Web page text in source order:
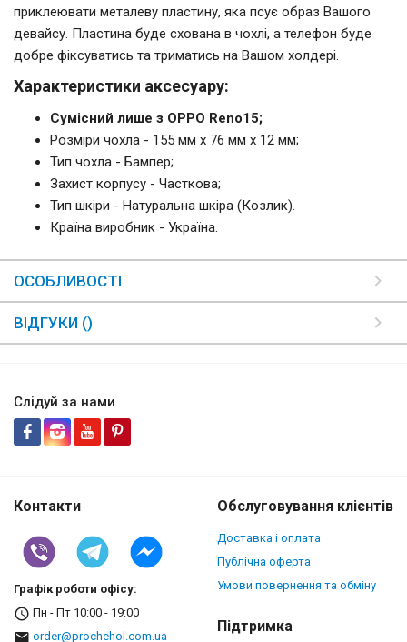
приклеювати металеву пластину, яка псує образ Вашого
девайсу. Пластина буде схована в чохлі, а телефон буде
добре фіксуватись та триматись на Вашом холдері.
Характеристики аксесуару:
Сумісний лише з OPPO Reno15;
Розміри чохла - 155 мм x 76 мм x 12 мм;
Тип чохла - Бампер;
Захист корпусу - Часткова;
Тип шкіри - Натуральна шкіра (Козлик).
Країна виробник - Україна.
ОСОБЛИВОСТІ
ВІДГУКИ ()
Слідуй за нами
Контакти
Графік роботи офісу:
Пн - Пт 10:00 - 19:00
order@prochehol.com.ua
Обслуговування клієнтів
Доставка і оплата
Публічна оферта
Умови повернення та обміну
Підтримка